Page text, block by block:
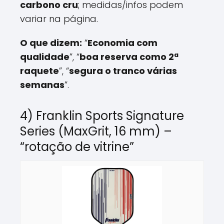
carbono cru; medidas/infos podem
variar na página.
O que dizem: “Economia com
qualidade”, “boa reserva como 2ª
raquete”, “segura o tranco várias
semanas”.
4) Franklin Sports Signature
Series (MaxGrit, 16 mm) –
“rotação de vitrine”